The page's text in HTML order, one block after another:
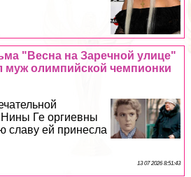
"Весна на Заречной улице"
олимпийской чемпионки
Нины Ге opгиевны
славу ей принесла
13 07 2026 8:51:43